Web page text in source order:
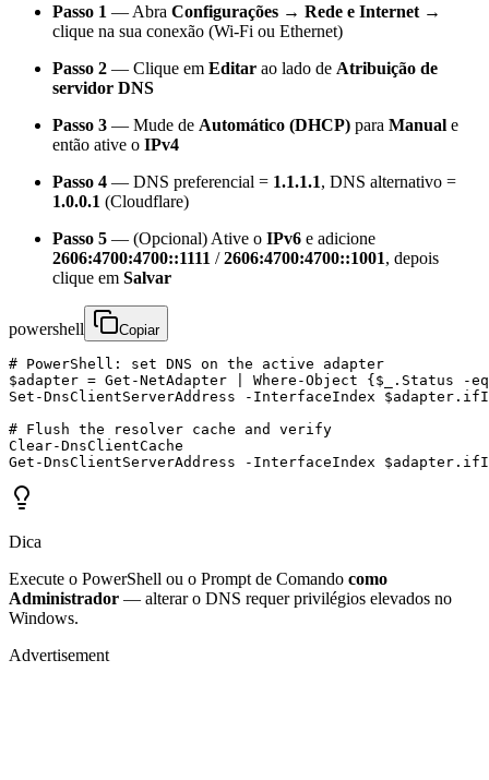
Passo 1 — Abra Configurações → Rede e Internet →
clique na sua conexão (Wi-Fi ou Ethernet)
Passo 2 — Clique em Editar ao lado de Atribuição de
servidor DNS
Passo 3 — Mude de Automático (DHCP) para Manual e
então ative o IPv4
Passo 4 — DNS preferencial = 1.1.1.1, DNS alternativo =
1.0.0.1 (Cloudflare)
Passo 5 — (Opcional) Ative o IPv6 e adicione
2606:4700:4700::1111 /2606:4700:4700::1001, depois
clique em Salvar
powershell Copiar
# PowerShell: set DNS on the active adapter
$adapter = Get-NetAdapter | Where-Object
Set-DnsClientServerAddress -InterfaceIndex
# Flush the resolver cache and verify
Clear-DnsClientCache
Get-DnsClientServerAddress -InterfaceIndex
Dica
Execute o PowerShell ou o Prompt de Comando como
Administrador — alterar o DNS requer privilégios elevados no
Windows.
Advertisement